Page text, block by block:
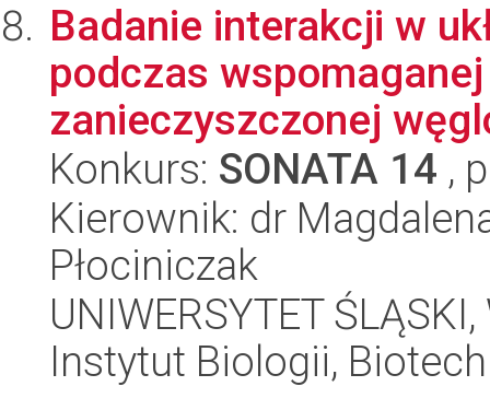
Badanie interakcji w
podczas
zanieczyszczonej
Konkurs: SONATA 14 ,
Kierownik: dr
Płociniczak
UNIWERSYTET
Instytut Biologii,